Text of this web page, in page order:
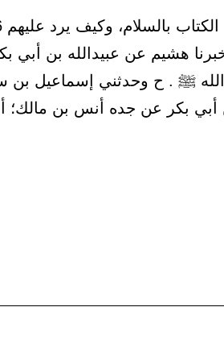
أخبرنا هشيم عن عبيدالله بن أبي
ﷺ . ح وحدثني إسماعيل بن
أبي بكر عن جده أنس بن